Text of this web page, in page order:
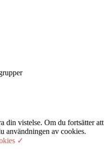
din vistelse. Om du fortsätter att
användningen av cookies.
✓